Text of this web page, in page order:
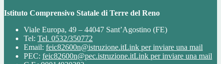
Istituto Comprensivo Statale di Terre del Reno
Viale Europa, 49 – 44047 Sant’Agostino (FE)
Tel: Tel. 0532/350772
Email: feic82600n@istruzione.itLink per inviare una mail
PEC: feic82600n@pec.istruzione.itLink per inviare una mail